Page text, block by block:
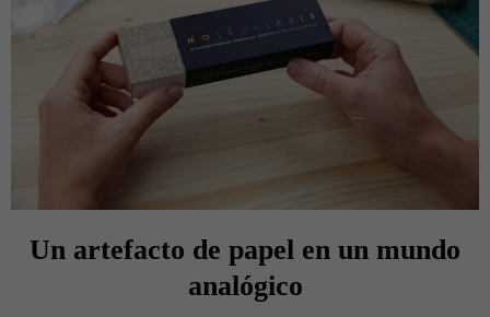
Un artefacto de papel en un mundo
analógico